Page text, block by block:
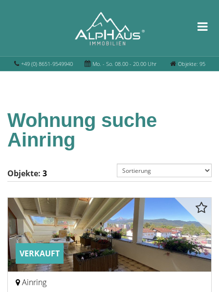
+49 (0) 8651-9549940 Mo. - So. 08.00 - 20.00 Uhr Objekte: 95
Wohnung suche
Ainring
Objekte: 3
VERKAUFT
Ainring